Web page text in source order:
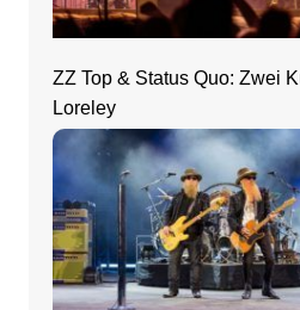
ZZ Top & Status Quo: Zwei
Loreley